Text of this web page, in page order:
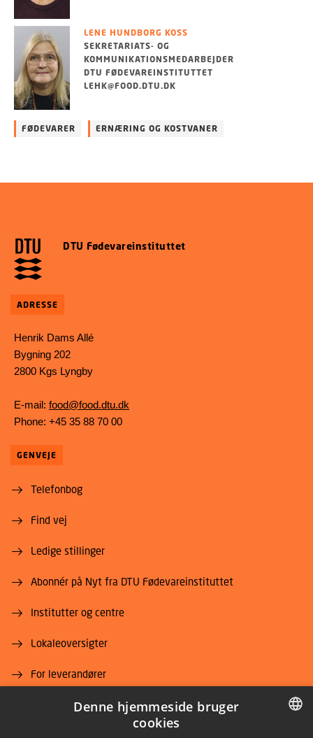
LENE HUNDBORG KOSS
SEKRETARIATS- OG
KOMMUNIKATIONSMEDARBEJDER
DTU FØDEVAREINSTITUTTET
LEHK@FOOD.DTU.DK
FØDEVARER ERNÆRING OG KOSTVANER
DTU Fødevareinstituttet
ADRESSE
Henrik Dams Allé
Bygning 202
2800 Kgs Lyngby
E-mail: food@food.dtu.dk
Phone: +45 35 88 70 00
GENVEJE
Telefonbog
Find vej
Ledige stillinger
Abonnér på Nyt fra DTU Fødevareinstituttet
Institutter og centre
Lokaleoversigter
For leverandører
Job og karriereDenne hjemmeside bruger
cookies